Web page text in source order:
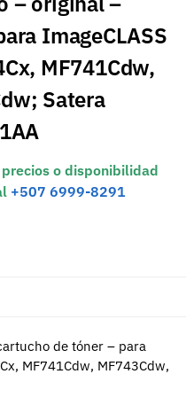
ImageCLASS
MF741Cdw,
Satera
o disponibilidad
+507 6999-8291
de tóner – para
MF741Cdw, MF743Cdw,